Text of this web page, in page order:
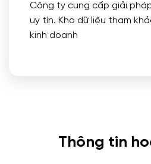
Công ty cung cấp giải
uy tín. Kho dữ liệu tham
kinh doanh
Thông tin